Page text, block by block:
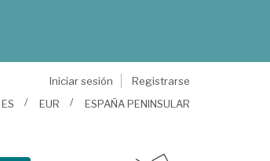
Iniciar sesión
Registrarse
ES
EUR ESPAÑA PENINSULAR